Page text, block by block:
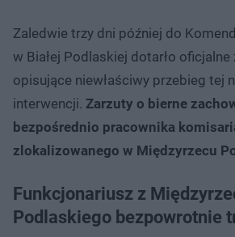
Zaledwie trzy dni później do
w Białej Podlaskiej dotarło oficjalne
opisujące niewłaściwy przebieg tej
interwencji. Zarzuty o bierne
bezpośrednio pracownika
zlokalizowanego w Międzyrzecu
Funkcjonariusz z
Podlaskiego bezpowrotnie